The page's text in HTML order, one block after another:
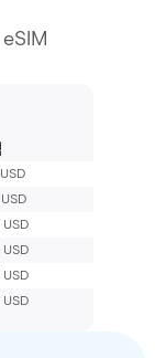
USD
USD
USD
USD
USD
USD